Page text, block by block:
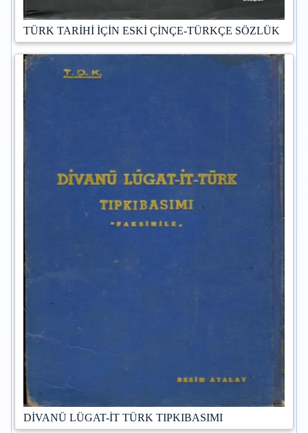
TÜRK TARİHİ İÇİN ESKİ ÇİNÇE-TÜRKÇE SÖZLÜK
DİVANÜ LÜGAT-İT TÜRK TIPKIBASIMI